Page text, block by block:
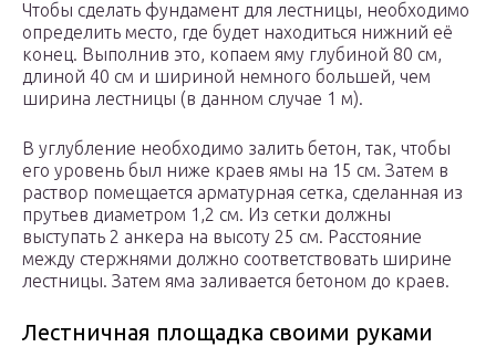
Чтобы сделать фундамент для лестницы, необходимо
определить место, где будет находиться нижний её
конец. Выполнив это, копаем яму глубиной 80 см,
длиной 40 см и шириной немного большей, чем
ширина лестницы (в данном случае 1 м).
В углубление необходимо залить бетон, так, чтобы
его уровень был ниже краев ямы на 15 см. Затем в
раствор помещается арматурная сетка, сделанная из
прутьев диаметром 1,2 см. Из сетки должны
выступать 2 анкера на высоту 25 см. Расстояние
между стержнями должно соответствовать ширине
лестницы. Затем яма заливается бетоном до краев.
Лестничная площадка своими руками